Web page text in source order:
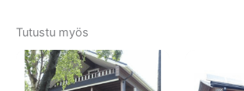
Tutustu myös